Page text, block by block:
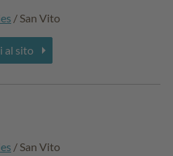
/ San Vito
al sito
/ San Vito